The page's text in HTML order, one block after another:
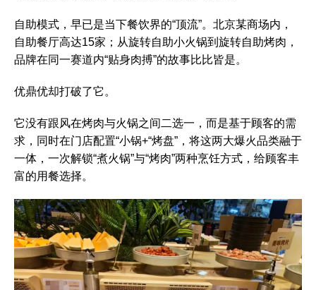
自助模式，早已是当下餐饮界的“顶流”。北京某商场内，
自助餐厅高达15家；从旋转自助小火锅到旋转自助烤肉，
品牌在同一赛道内“贴身肉搏”的故事比比皆是。
优鼎优却打破了它。
它没有跟风在烤肉与火锅之间二选一，而是基于顾客的需
求，同时在门店配置“小锅+“烤盘”，将这两大爆火品类融于
一体，一次解锁“煮火锅”与“烤肉”两种烹饪方式，给顾客丰
富的用餐选择。